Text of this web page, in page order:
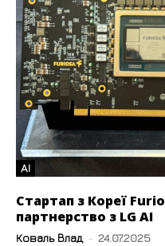
AI
Стартап з Кореї
партнерство з LG AI
Коваль Влад - 24.07.2025